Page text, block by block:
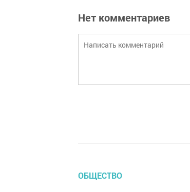
Нет комментариев
ОБЩЕСТВО